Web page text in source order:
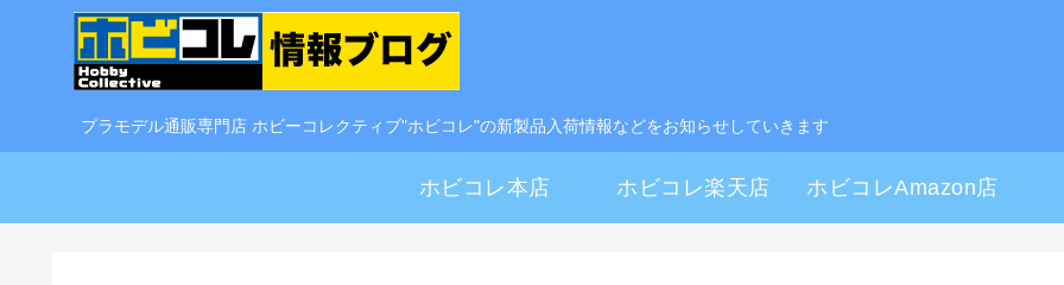
プラモデル通販専門店 ホビーコレクティブ"ホビコレ"の新製品入荷情報などをお知らせしていきます
ホビコレ本店 ホビコレ楽天店 ホビコレAmazon店